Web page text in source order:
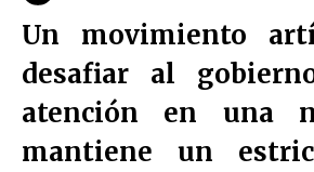
Un movimiento
desafiar al
atención en una
mantiene un